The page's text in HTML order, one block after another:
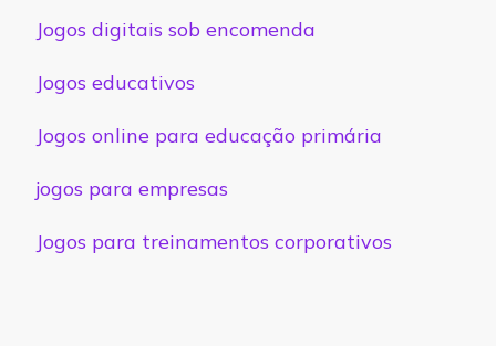
Jogos digitais sob encomenda
Jogos educativos
Jogos online para educação primária
jogos para empresas
Jogos para treinamentos corporativos